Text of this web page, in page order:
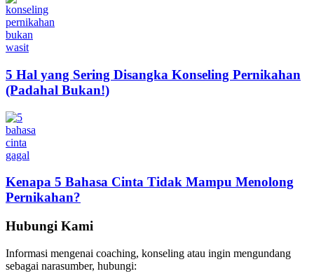
5 Hal yang Sering Disangka Konseling Pernikahan
(Padahal Bukan!)
Kenapa 5 Bahasa Cinta Tidak Mampu Menolong
Pernikahan?
Hubungi Kami
Informasi mengenai coaching, konseling atau ingin mengundang
sebagai narasumber, hubungi: